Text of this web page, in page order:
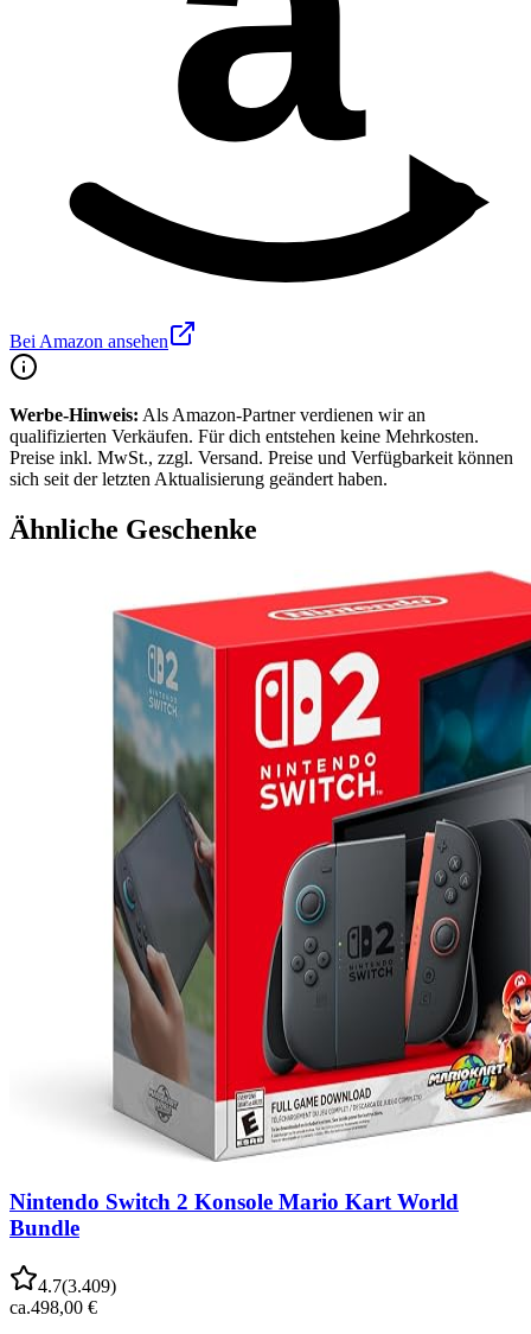
Bei Amazon ansehen
Werbe-Hinweis: Als Amazon-Partner verdienen wir an
qualifizierten Verkäufen. Für dich entstehen keine Mehrkosten.
Preise inkl. MwSt., zzgl. Versand. Preise und Verfügbarkeit können
sich seit der letzten Aktualisierung geändert haben.
Ähnliche Geschenke
Nintendo Switch 2 Konsole Mario Kart World
Bundle
4.7(3.409)
ca.498,00 €